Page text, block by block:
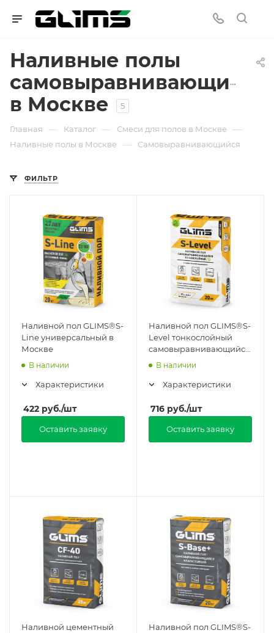
Наливные полы
самовыравнивающиеся
в Москве
5
Главная — Каталог — Смеси для полов в Москве —
Наливные полы в Москве — Самовыравнивающийся
ФИЛЬТР
Наливной пол GLIMS®S-
Line универсальный в
Москве
В наличии
Характеристики
422 руб./шт
Оставить заявку
Наливной пол GLIMS®S-
Level тонкослойный
самовыравнивающийся
в Москве
В наличии
Характеристики
716 руб./шт
Оставить заявку
Наливной цементный
Наливной пол GLIMS®S-